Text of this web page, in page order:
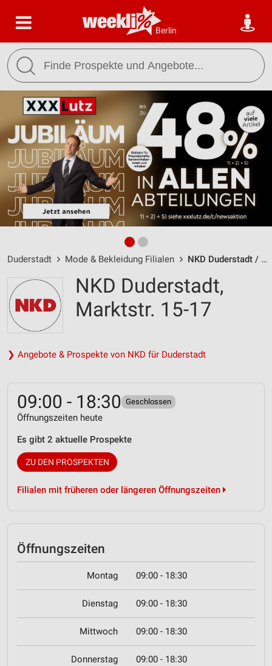
Berlin
Duderstadt Mode & Bekleidung Filialen NKD Duderstadt / Marktstr. 15-17 - Öffnungszeiten & Adresse
NKD Duderstadt,
Marktstr. 15-17
❯ Angebote & Prospekte von NKD für Duderstadt
09:00 - 18:30 Geschlossen
Öffnungszeiten heute
Es gibt 2 aktuelle Prospekte
ZU DEN PROSPEKTEN
Filialen mit früheren oder längeren Öffnungszeiten
Öffnungszeiten
Montag 09:00 - 18:30
Dienstag 09:00 - 18:30
Mittwoch 09:00 - 18:30
Donnerstag 09:00 - 18:30